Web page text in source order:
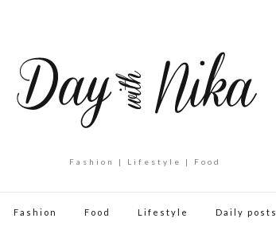
Fashion | Lifestyle | Food
Fashion Food Lifestyle Daily posts